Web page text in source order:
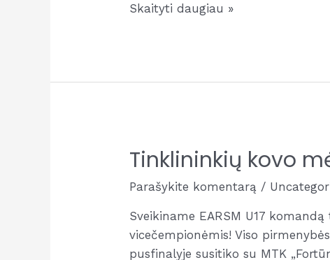
Lietuvos
atkrintamosios
Skaityti daugiau »
Tinklininkių kovo
Parašykite komentarą /
Sveikiname EARSM U17
vicečempionėmis! Viso
pusfinalyje susitiko su MTK